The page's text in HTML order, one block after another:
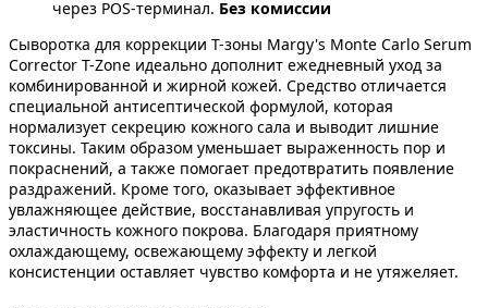
через POS-терминал. Без комиссии
Сыворотка для коррекции Т-зоны Margy's Monte Carlo Serum
Corrector T-Zone идеально дополнит ежедневный уход за
комбинированной и жирной кожей. Средство отличается
специальной антисептической формулой, которая
нормализует секрецию кожного сала и выводит лишние
токсины. Таким образом уменьшает выраженность пор и
покраснений, а также помогает предотвратить появление
раздражений. Кроме того, оказывает эффективное
увлажняющее действие, восстанавливая упругость и
эластичность кожного покрова. Благодаря приятному
охлаждающему, освежающему эффекту и легкой
консистенции оставляет чувство комфорта и не утяжеляет.